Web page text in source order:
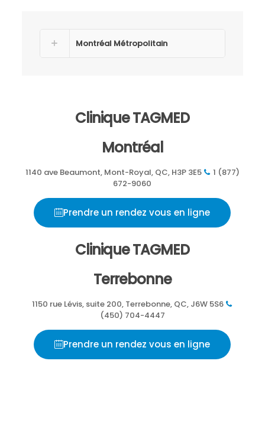
Montréal Métropolitain
Clinique TAGMED
Montréal
1140 ave Beaumont, Mont-Royal, QC, H3P 3E5
1 (877)
672-9060
Prendre un rendez vous en ligne
Clinique TAGMED
Terrebonne
1150 rue Lévis, suite 200, Terrebonne, QC, J6W 5S6
(450) 704-4447
Prendre un rendez vous en ligne